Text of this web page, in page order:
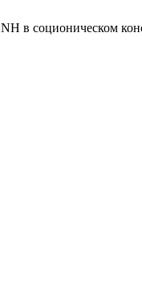
в соционическом